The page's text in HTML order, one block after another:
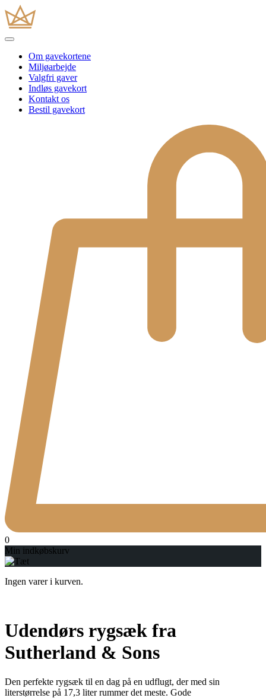
Om gavekortene
Miljøarbejde
Valgfri gaver
Indløs gavekort
Kontakt os
Bestil gavekort
0
Min indkøbskurv
Ingen varer i kurven.
Udendørs rygsæk fra
Sutherland & Sons
Den perfekte rygsæk til en dag på en udflugt, der med sin
literstørrelse på 17,3 liter rummer det meste. Gode